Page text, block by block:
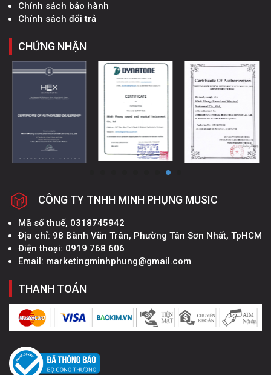
Chính sách bảo hành
Chính sách đổi trả
CHỨNG NHẬN
CÔNG TY TNHH MINH PHỤNG MUSIC
Mã số thuế, 0318745942
Địa chỉ: 98 Bành Văn Trân, Phường Tân Sơn Nhất, TpHCM
Điện thoại: 0919 768 606
Email: marketingminhphung@gmail.com
THANH TOÁN